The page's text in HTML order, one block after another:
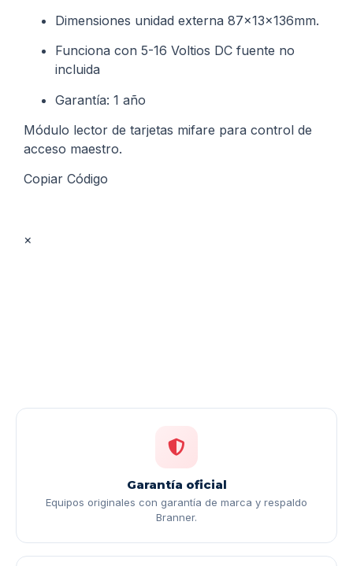
Dimensiones unidad externa 87x13x136mm.
Funciona con 5-16 Voltios DC fuente no
incluida
Garantía: 1 año
Módulo lector de tarjetas mifare para control de
acceso maestro.
Copiar Código
×
Garantía oficial
Equipos originales con garantía de marca y respaldo
Branner.